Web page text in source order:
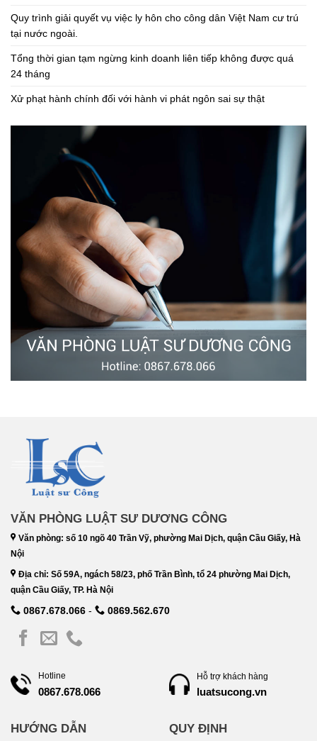
Quy trình giải quyết vụ việc ly hôn cho công dân Việt Nam cư trú
tại nước ngoài.
Tổng thời gian tạm ngừng kinh doanh liên tiếp không được quá
24 tháng
Xử phạt hành chính đối với hành vi phát ngôn sai sự thật
VĂN PHÒNG LUẬT SƯ DƯƠNG CÔNG
Văn phòng: số 10 ngõ 40 Trần Vỹ, phường Mai Dịch, quận Cầu Giấy, Hà
Nội
Địa chỉ: Số 59A, ngách 58/23, phố Trần Bình, tổ 24 phường Mai Dịch,
quận Cầu Giấy, TP. Hà Nội
0867.678.066 - 0869.562.670
Hotline
0867.678.066
HƯỚNG DẪN
Hỗ trợ khách hàng
luatsucong.vn
QUY ĐỊNH